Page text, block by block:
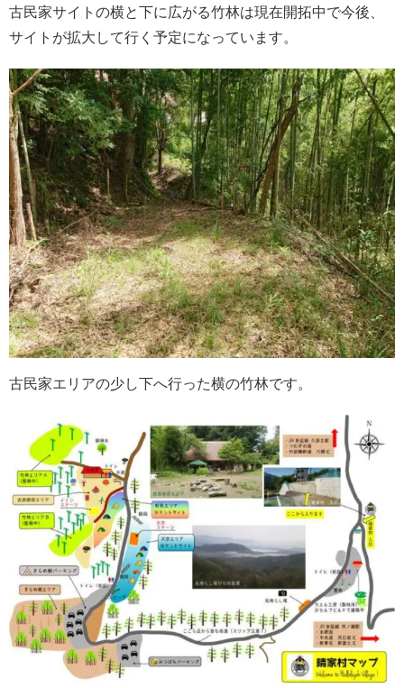
古民家サイトの横と下に広がる竹林は現在開拓中で今後、
サイトが拡大して行く予定になっています。
古民家エリアの少し下へ行った横の竹林です。